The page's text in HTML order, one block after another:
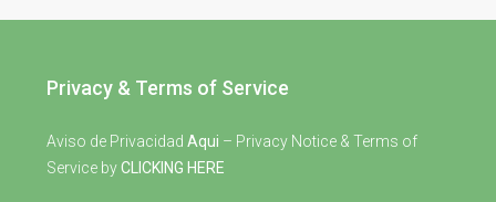
Privacy & Terms of Service
Aviso de Privacidad Aqui – Privacy Notice & Terms of
Service byCLICKING HERE